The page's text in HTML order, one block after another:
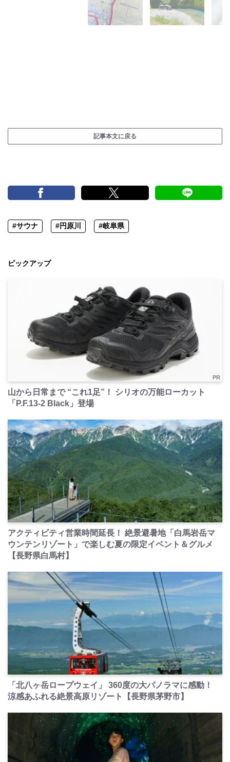
記事本文に戻る
#サウナ #円原川 #岐阜県
ピックアップ
PR
山から日常まで “これ1足”！ シリオの万能ローカット
「P.F.13-2 Black」登場
PR
アクティビティ営業時間延長！ 絶景避暑地「白馬岩岳マ
ウンテンリゾート」で楽しむ夏の限定イベント＆グルメ
【長野県白馬村】
PR
「北八ヶ岳ロープウェイ」 360度の大パノラマに感動！
涼感あふれる絶景高原リゾート【長野県茅野市】